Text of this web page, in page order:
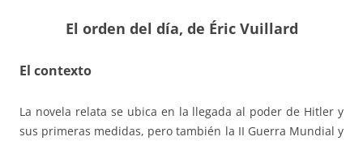
El orden del día, de Éric Vuillard
El contexto
La novela relata se ubica en la llegada al poder de Hitler y
sus primeras medidas, pero también la II Guerra Mundial y